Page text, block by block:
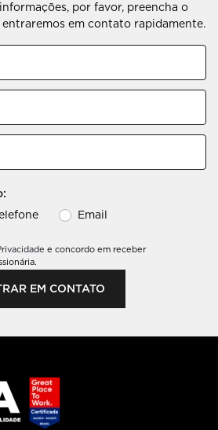
por favor, preencha o
em contato rapidamente.
Email
e concordo em receber
EM CONTATO